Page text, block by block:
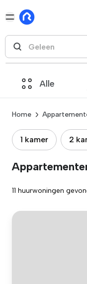
Alle
Home
1 kamer 2
11 huurwoningen